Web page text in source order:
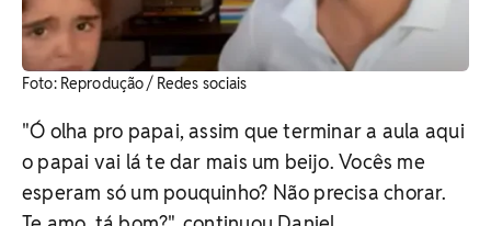
Foto: Reprodução / Redes sociais
"Ó olha pro papai, assim que terminar a aula aqui
o papai vai lá te dar mais um beijo. Vocês me
esperam só um pouquinho? Não precisa chorar.